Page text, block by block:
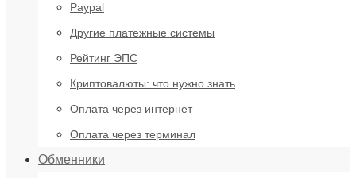
Paypal
Другие платежные системы
Рейтинг ЭПС
Криптовалюты: что нужно знать
Оплата через интернет
Оплата через терминал
Обменники